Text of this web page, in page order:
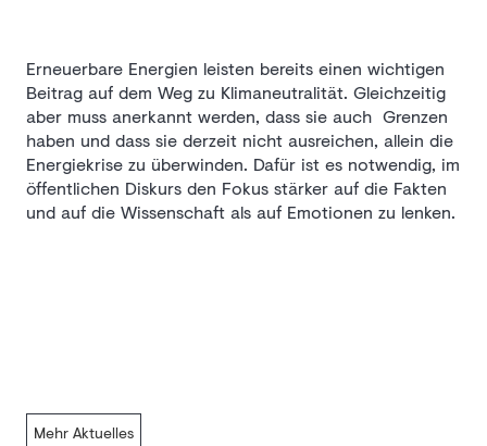
Erneuerbare Energien leisten bereits einen wichtigen
Beitrag auf dem Weg zu Klimaneutralität. Gleichzeitig
aber muss anerkannt werden, dass sie auch Grenzen
haben und dass sie derzeit nicht ausreichen, allein die
Energiekrise zu überwinden. Dafür ist es notwendig, im
öffentlichen Diskurs den Fokus stärker auf die Fakten
und auf die Wissenschaft als auf Emotionen zu lenken.
Mehr Aktuelles